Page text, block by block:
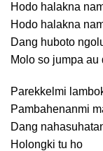
Hodo halakna
Hodo halakna
Dang huboto
Molo so jumpa au
Parekkelmi
Pambahenanmi
Dang
Holongki tu ho